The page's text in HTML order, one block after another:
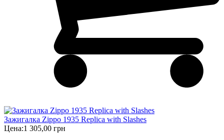
Зажигалка Zippo 1935 Replica with Slashes
Цена:1 305,00 грн